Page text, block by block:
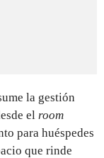
la gestión
el room
para huéspedes
que rinde